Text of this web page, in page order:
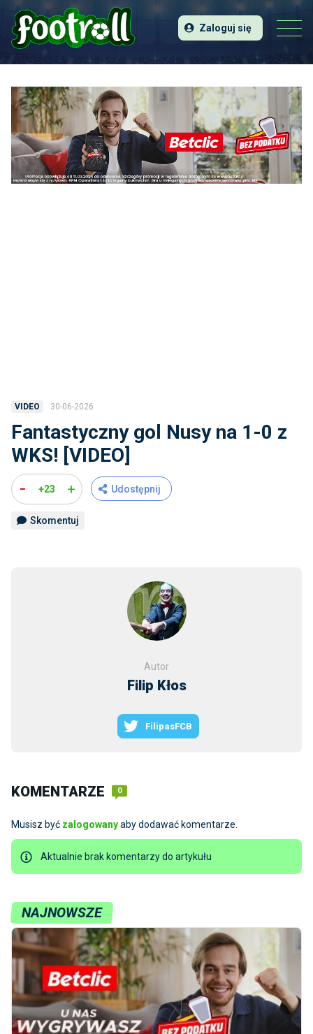
Zaloguj się
VIDEO 30-06-2026
Fantastyczny gol Nusy na 1-0 z
WKS! [VIDEO]
- +23 + Udostępnij
Skomentuj
Autor
Filip Kłos
FilipasFCB
KOMENTARZE 0
Musisz być zalogowanyaby dodawać komentarze.
Aktualnie brak komentarzy do artykułu
NAJNOWSZE